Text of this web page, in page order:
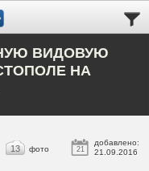
ВИДОВУЮ
НА
21
добавлено:
21.09.2016
13 фото